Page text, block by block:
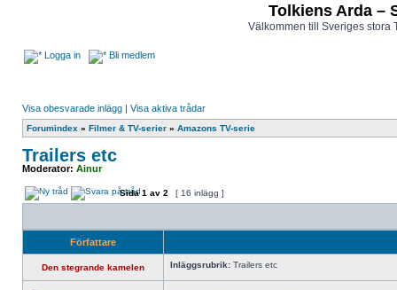
Tolkiens Arda –
Välkommen till Sveriges stora
Logga in Bli medlem
Visa obesvarade inlägg | Visa aktiva trådar
Forumindex » Filmer & TV-serier » Amazons TV-serie
Trailers etc
Moderator: Ainur
Sida1 av 2 [ 16 inlägg ]
Författare
Den stegrande kamelen Inläggsrubrik: Trailers etc